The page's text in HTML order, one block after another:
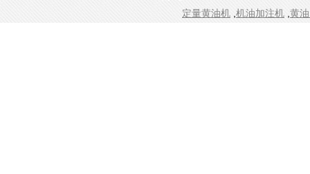
定量黄油机 机油加注机 黄